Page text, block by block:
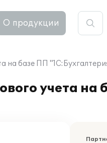
О продукции
на базе ПП
учета